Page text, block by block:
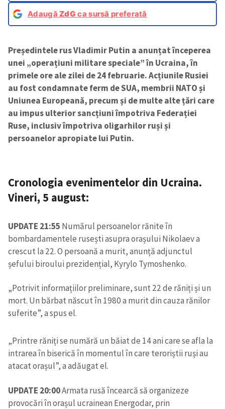
AdaugăZdG ca sursă preferată
Președintele rus Vladimir Putin a anunțat începerea
unei „operațiuni militare speciale” în Ucraina, în
primele ore ale zilei de 24 februarie. Acțiunile Rusiei
au fost condamnate ferm de SUA, membrii NATO și
Uniunea Europeană, precum și de multe alte țări care
au impus ulterior sancțiuni împotriva Federației
Ruse, inclusiv împotriva oligarhilor ruși și
persoanelor apropiate lui Putin.
Cronologia evenimentelor din Ucraina.
Vineri, 5 august:
UPDATE 21:55 Numărul persoanelor rănite în
bombardamentele rusești asupra orașului Nikolaev a
crescut la 22. O persoană a murit, anunță adjunctul
șefului biroului prezidențial, Kyrylo Tymoshenko.
„Potrivit informațiilor preliminare, sunt 22 de răniți și un
mort. Un bărbat născut în 1980 a murit din cauza rănilor
suferite”, a spus el.
„Printre răniți se numără un băiat de 14 ani care se afla la
intrarea în biserică în momentul în care teroriștii ruși au
atacat orașul”, a adăugat el.
UPDATE 20:00Armata rusă încearcă să organizeze
provocări în orașul ucrainean Energodar, prin